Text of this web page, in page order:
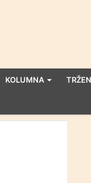
KOLUMNA